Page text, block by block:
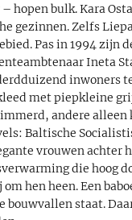
hopen bulk. Kara
gezinnen. Zelfs
Pas in 1994
Ineta
inwoners
met piepkleine
andere alleen
Baltische
vrouwen achter
die hoog
hen heen. Een
bouwvallen staat.